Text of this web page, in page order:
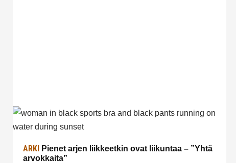
ARKI Pienet arjen liikkeetkin ovat liikuntaa – ”Yhtä
arvokkaita”